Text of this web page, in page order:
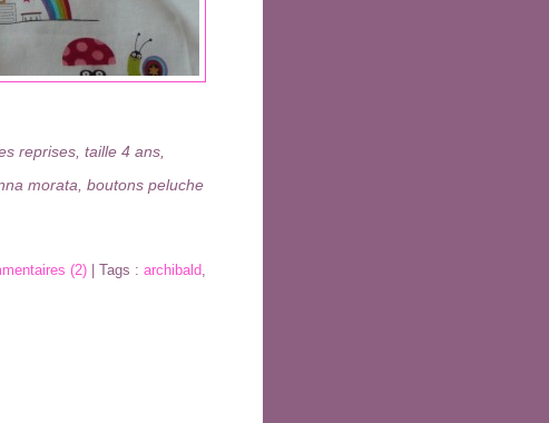
reprises, taille 4 ans,
morata, boutons peluche
(2) | Tags : archibald